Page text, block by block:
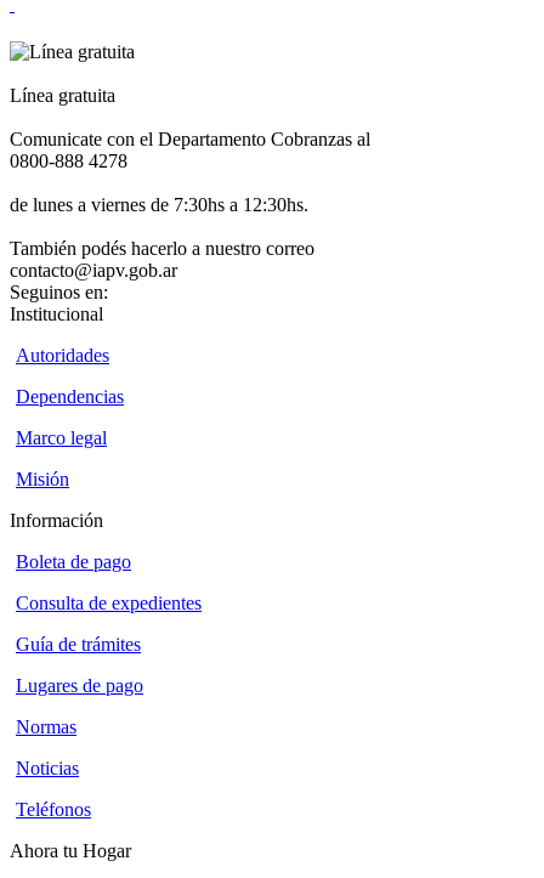
Línea gratuita
Comunicate con el Departamento Cobranzas al
0800-888 4278
de lunes a viernes de 7:30hs a 12:30hs.
También podés hacerlo a nuestro correo
contacto@iapv.gob.ar
Seguinos en:
Institucional
Autoridades
Dependencias
Marco legal
Misión
Información
Boleta de pago
Consulta de expedientes
Guía de trámites
Lugares de pago
Normas
Noticias
Teléfonos
Ahora tu Hogar